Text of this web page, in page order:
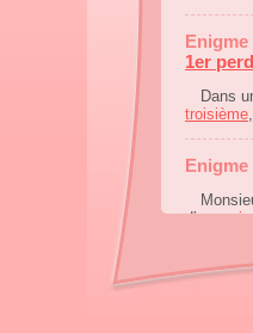
Enigme
1er
Dans
troisième
Enigme
d’